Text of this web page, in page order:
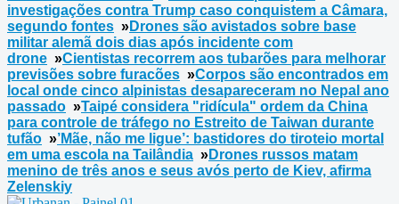
investigações contra Trump caso conquistem a Câmara,
segundo fontes »Drones são avistados sobre base
militar alemã dois dias após incidente com
drone »Cientistas recorrem aos tubarões para melhorar
previsões sobre furacões »Corpos são encontrados em
local onde cinco alpinistas desapareceram no Nepal ano
passado »Taipé considera "ridícula" ordem da China
para controle de tráfego no Estreito de Taiwan durante
tufão »’Mãe, não me ligue’: bastidores do tiroteio mortal
em uma escola na Tailândia »Drones russos matam
menino de três anos e seus avós perto de Kiev, afirma
Zelenskiy